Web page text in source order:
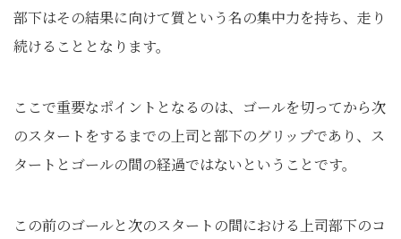
部下はその結果に向けて質という名の集中力を持ち、走り
続けることとなります。
ここで重要なポイントとなるのは、ゴールを切ってから次
のスタートをするまでの上司と部下のグリップであり、ス
タートとゴールの間の経過ではないということです。
この前のゴールと次のスタートの間における上司部下のコ